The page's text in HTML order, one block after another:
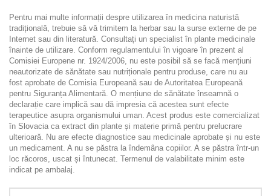
Pentru mai multe informații despre utilizarea în medicina naturistă
tradițională, trebuie să vă trimitem la herbar sau la surse externe de pe
Internet sau din literatură. Consultați un specialist în plante medicinale
înainte de utilizare. Conform regulamentului în vigoare în prezent al
Comisiei Europene nr. 1924/2006, nu este posibil să se facă mențiuni
neautorizate de sănătate sau nutriționale pentru produse, care nu au
fost aprobate de Comisia Europeană sau de Autoritatea Europeană
pentru Siguranța Alimentară. O mențiune de sănătate înseamnă o
declarație care implică sau dă impresia că acestea sunt efecte
terapeutice asupra organismului uman. Acest produs este comercializat
în Slovacia ca extract din plante și materie primă pentru prelucrare
ulterioară. Nu are efecte diagnostice sau medicinale aprobate și nu este
un medicament. A nu se păstra la îndemâna copiilor. A se păstra într-un
loc răcoros, uscat și întunecat. Termenul de valabilitate minim este
indicat pe ambalaj.